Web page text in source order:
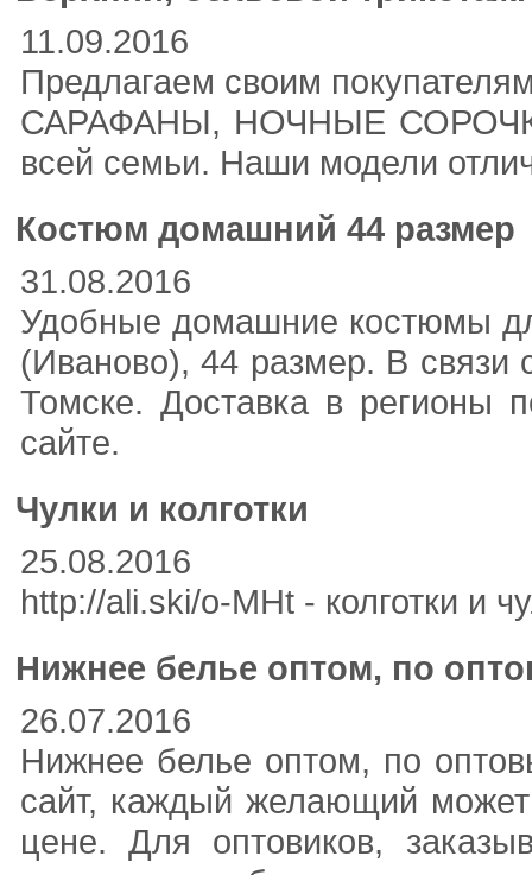
11.09.2016
Предлагаем своим
САРАФАНЫ, НОЧНЫЕ
всей семьи. Наши модели
Костюм домашний 44 размер
31.08.2016
Удобные домашние костюмы
(Иваново), 44 размер. В связи
Томске. Доставка в регионы
сайте.
Чулки и колготки
25.08.2016
http://ali.ski/o-MHt - колготки и
Нижнее белье оптом, по
26.07.2016
Нижнее белье оптом, по
сайт, каждый желающий
цене. Для оптовиков,